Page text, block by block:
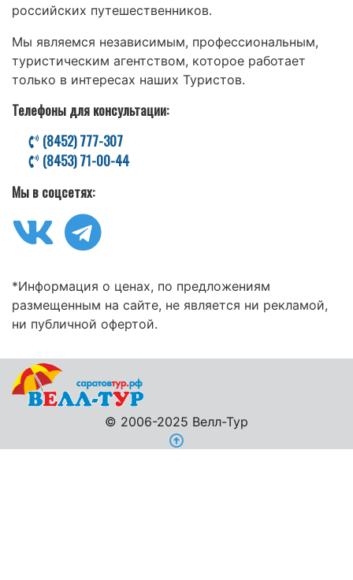
российских путешественников.
Мы являемся независимым, профессиональным,
туристическим агентством, которое работает
только в интересах наших Туристов.
Телефоны для консультации:
(8452) 777-307
(8453) 71-00-44
Мы в соцсетях:
*Информация о ценах, по предложениям
размещенным на сайте, не является ни рекламой,
ни публичной офертой.
© 2006-2025 Велл-Тур